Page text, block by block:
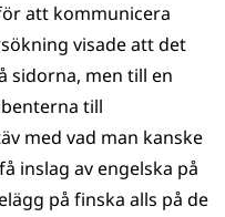
att kommunicera
visade att det
sidorna, men till en
till
med vad man kanske
inslag av engelska på
på finska alls på de